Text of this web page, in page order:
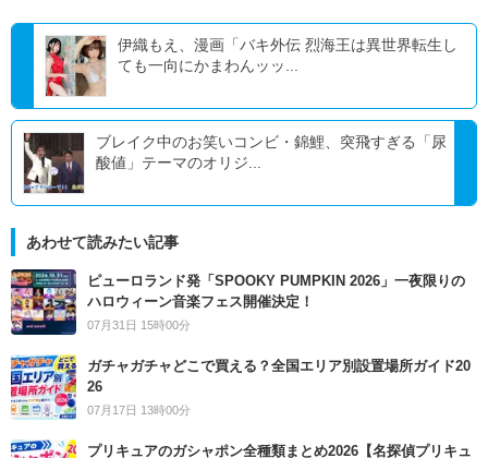
伊織もえ、漫画「バキ外伝 烈海王は異世界転生し
ても一向にかまわんッッ...
ブレイク中のお笑いコンビ・錦鯉、突飛すぎる「尿
酸値」テーマのオリジ...
あわせて読みたい記事
ピューロランド発「SPOOKY PUMPKIN 2026」一夜限りの
ハロウィーン音楽フェス開催決定！
07月31日 15時00分
ガチャガチャどこで買える？全国エリア別設置場所ガイド20
26
07月17日 13時00分
プリキュアのガシャポン全種類まとめ2026【名探偵プリキュ